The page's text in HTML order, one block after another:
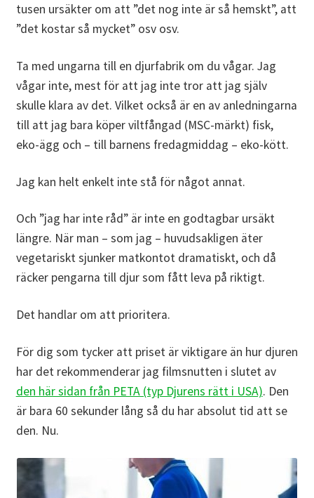
tusen ursäkter om att ”det nog inte är så hemskt”, att
”det kostar så mycket” osv osv.
Ta med ungarna till en djurfabrik om du vågar. Jag
vågar inte, mest för att jag inte tror att jag själv
skulle klara av det. Vilket också är en av anledningarna
till att jag bara köper viltfångad (MSC-märkt) fisk,
eko-ägg och – till barnens fredagmiddag – eko-kött.
Jag kan helt enkelt inte stå för något annat.
Och ”jag har inte råd” är inte en godtagbar ursäkt
längre. När man – som jag – huvudsakligen äter
vegetariskt sjunker matkontot dramatiskt, och då
räcker pengarna till djur som fått leva på riktigt.
Det handlar om att prioritera.
För dig som tycker att priset är viktigare än hur djuren
har det rekommenderar jag filmsnutten i slutet av
den här sidan från PETA (typ Djurens rätt i USA). Den
är bara 60 sekunder lång så du har absolut tid att se
den. Nu.